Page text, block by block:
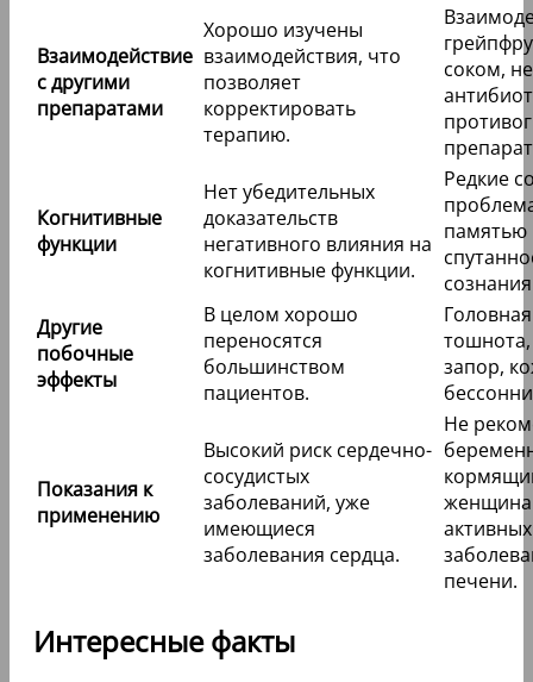
Взаимодействие
с другими
препаратами
Хорошо изучены
взаимодействия, что
позволяет
корректировать
терапию.
соком,
Когнитивные
функции
Нет убедительных
доказательств
негативного влияния на
когнитивные функции.
Редкие
памятью
Другие
побочные
эффекты
В целом хорошо
переносятся
большинством
пациентов.
запор,
Показания к
применению
Высокий риск сердечно-
сосудистых
заболеваний, уже
имеющиеся
заболевания сердца.
Не
активных
печени.
Интересные факты